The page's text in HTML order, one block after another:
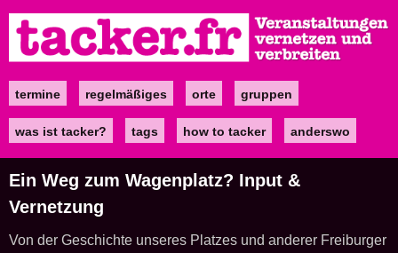
zum
Inhalt
Maintermine regelmäßiges orte gruppen
was ist tacker? tags how to tacker anderswo
Ein Weg zum Wagenplatz? Input &
Vernetzung
Von der Geschichte unseres Platzes und anderer Freiburger